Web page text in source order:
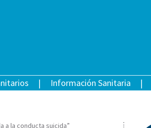
Información Sanitaria
a la conducta suicida”